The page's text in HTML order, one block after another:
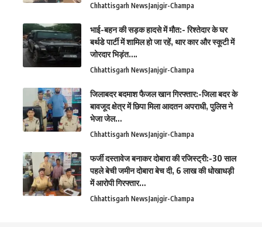
Chhattisgarh NewsJanjgir-Champa
भाई-बहन की सड़क हादसे में मौत:- रिश्तेदार के घर
बर्थडे पार्टी में शामिल हो जा रहें, थार कार और स्कूटी में
जोरदार भिड़ंत….
Chhattisgarh NewsJanjgir-Champa
जिलाबदर बदमाश फैजल खान गिरफ्तार:-जिला बदर के
बावजूद क्षेत्र में छिपा मिला आदतन अपराधी, पुलिस ने
भेजा जेल…
Chhattisgarh NewsJanjgir-Champa
फर्जी दस्तावेज बनाकर दोबारा की रजिस्ट्री:-30 साल
पहले बेची जमीन दोबारा बेच दी, 6 लाख की धोखाधड़ी
में आरोपी गिरफ्तार…
Chhattisgarh NewsJanjgir-Champa